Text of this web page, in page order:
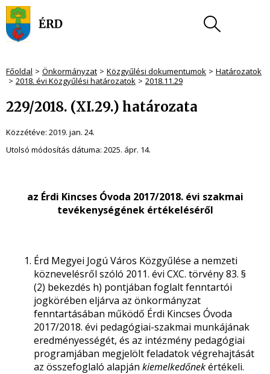
Főoldal Önkormányzat Közgyűlési dokumentumok
Határozatok
2018. évi Közgyűlési határozatok
2018.11.29
229/2018. (XI.29.) határozata
Közzétéve: 2019. jan. 24.
Utolsó módosítás dátuma: 2025. ápr. 14.
az Érdi Kincses Óvoda 2017/2018. évi szakmai
tevékenységének értékeléséről
Érd Megyei Jogú Város Közgyűlése a nemzeti
köznevelésről szóló 2011. évi CXC. törvény 83. §
(2) bekezdés h) pontjában foglalt fenntartói
jogkörében eljárva az önkormányzat
fenntartásában működő Érdi Kincses Óvoda
2017/2018. évi pedagógiai-szakmai munkájának
eredményességét, és az intézmény pedagógiai
programjában megjelölt feladatok végrehajtását
az összefoglaló alapján kiemelkedőnekértékeli.